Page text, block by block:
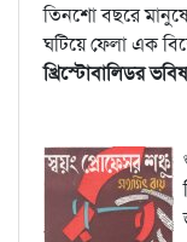
তিনশো বছরে
ঘটিয়ে ফেলা এক
খ্রিস্টোবালিডর